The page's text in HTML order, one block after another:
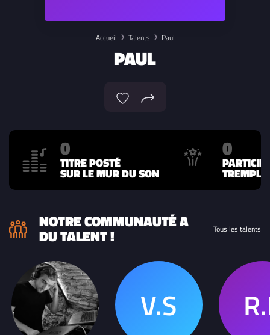
Accueil Talents Paul
PAUL
0
TITRE POSTÉ
SUR LE MUR DU SON
0
NOTRE COMMUNAUTÉ A
DU TALENT ! Tous les talents